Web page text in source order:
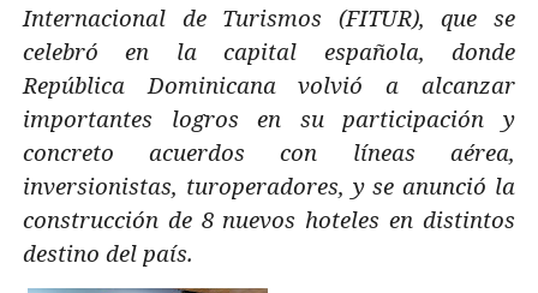
Internacional de Turismos (FITUR), que se
celebró en la capital española, donde
República Dominicana volvió a alcanzar
importantes logros en su participación y
concreto acuerdos con líneas aérea,
inversionistas, turoperadores, y se anunció la
construcción de 8 nuevos hoteles en distintos
destino del país.